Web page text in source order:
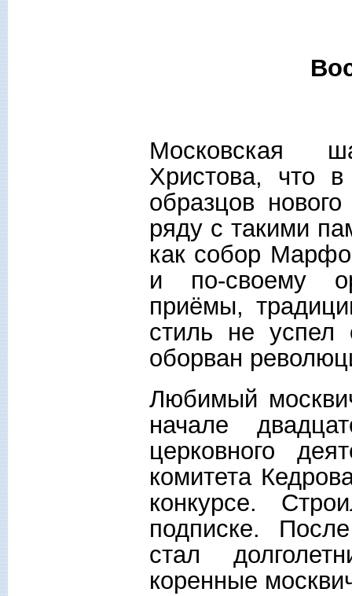
Московская
Христова, что
образцов
ряду с такими
как собор
и по-своему
приёмы,
стиль не успел
оборван
Любимый
начале
церковного
комитета
конкурсе.
подписке.
стал
коренные